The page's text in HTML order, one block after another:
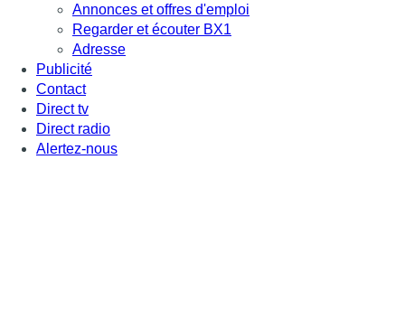
Annonces et offres d'emploi
Regarder et écouter BX1
Adresse
Publicité
Contact
Direct tv
Direct radio
Alertez-nous